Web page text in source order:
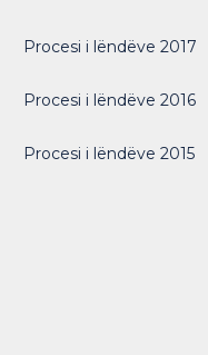
Procesi i lëndëve 2017
Procesi i lëndëve 2016
Procesi i lëndëve 2015